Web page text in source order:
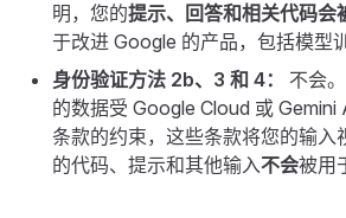
明，您的提示、回答和相关代码会
于改进 Google 的产品，包括模型训
身份验证方法 2b、3 和 4：
不会
的数据受 Google Cloud 或 Gemini
条款的约束，这些条款将您的输入
的代码、提示和其他输入不会被用